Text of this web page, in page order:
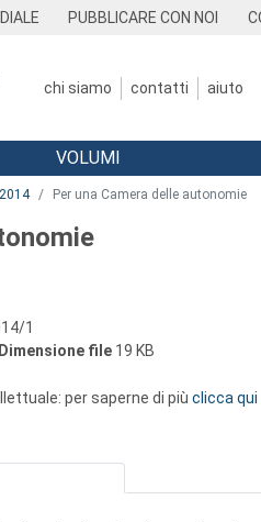
PUBBLICARE CON NOI
chi siamo contatti aiuto
VOLUMI
2014 Per una Camera delle autonomie
1
Dimensione file 19 KB
per saperne di più clicca qui